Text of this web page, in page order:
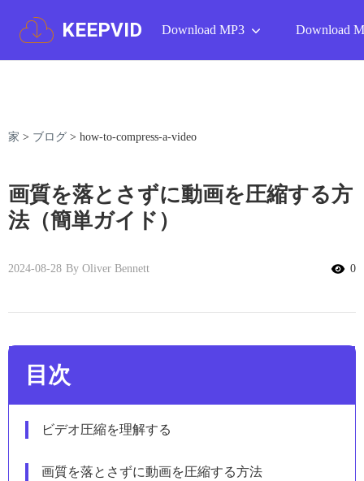
KEEPVID Download MP3 Download
家 > ブログ > how-to-compress-a-video
画質を落とさずに動画を圧縮する方
法（簡単ガイド）
2024-08-28 By Oliver Bennett 0
目次
ビデオ圧縮を理解する
画質を落とさずに動画を圧縮する方法